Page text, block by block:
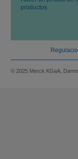
productos
© 2025 Merck KGaA,